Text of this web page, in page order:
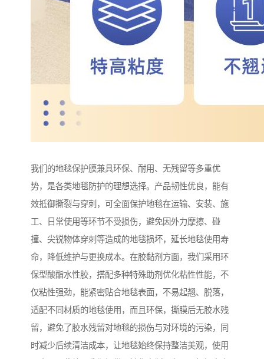
我们的地毯保护膜兼具环保、耐用、无残留等多重优
势，是各类地毯防护的理想选择。产品韧性优良，能有
效抵御撕裂与穿刺，可全面保护地毯在运输、安装、施
工、日常使用等环节不受损伤，避免因外力摩擦、碰
撞、尖锐物体穿刺等造成的地毯损坏，延长地毯使用寿
命，降低维护与更换成本。在胶黏剂方面，我们采用环
保型酸酯水性胶，搭配多种特殊助剂优化粘性性能，不
仅粘性强劲，能紧密贴合地毯表面，不易起翘、脱落，
适配不同材质的地毯使用，而且环保，撕膜后无胶水残
留，避免了胶水残留对地毯的损伤与对环境的污染，同
时减少后续清洁成本，让地毯始终保持整洁美观，使用